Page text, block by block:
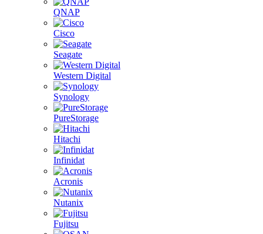
QNAP
Cisco
Seagate
Western Digital
Synology
PureStorage
Hitachi
Infinidat
Acronis
Nutanix
Fujitsu